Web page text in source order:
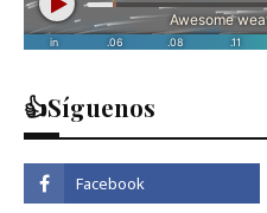
👍Síguenos